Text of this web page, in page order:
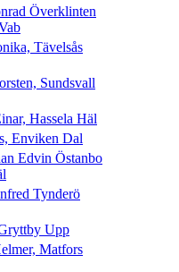
Överklinten
Tävelsås
Sundsvall
Hassela Häl
Enviken Dal
Edvin Östanbo
Tynderö
Upp
Matfors